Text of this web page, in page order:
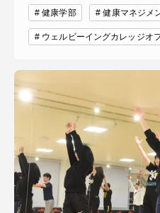
健康学部 健康マネジメ
ウェルビーイングカレッジオ